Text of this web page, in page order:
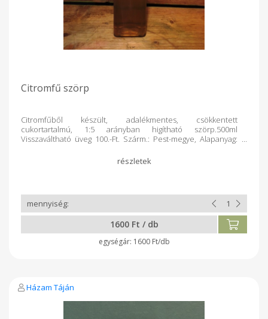
Citromfű szörp
Citromfűből készült, adalékmentes, csökkentett
cukortartalmú, 1:5 arányban higítható szörp.500ml
Visszaváltható üveg 100.-Ft. Szárm.: Pest-megye, Alapanyag:
Feldolg.: elsődleges, kézműv.term. Csomagolás: üveg,
1600 Ft / db
1600 Ft/db
Házam Táján